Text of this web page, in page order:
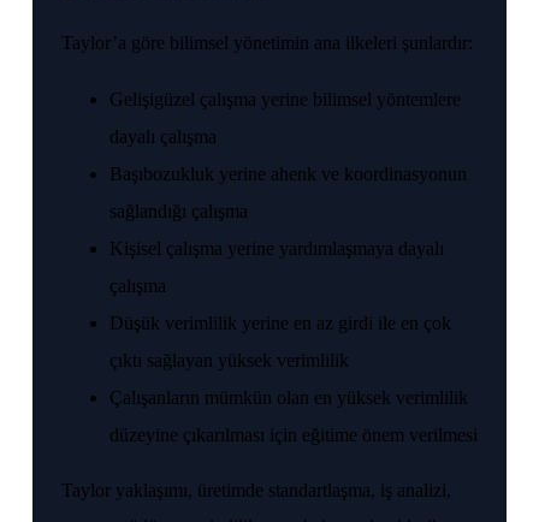
Taylor’a göre bilimsel yönetimin ana ilkeleri şunlardır:
Gelişigüzel çalışma yerine bilimsel yöntemlere
dayalı çalışma
Başıbozukluk yerine ahenk ve koordinasyonun
sağlandığı çalışma
Kişisel çalışma yerine yardımlaşmaya dayalı
çalışma
Düşük verimlilik yerine en az girdi ile en çok
çıktı sağlayan yüksek verimlilik
Çalışanların mümkün olan en yüksek verimlilik
düzeyine çıkarılması için eğitime önem verilmesi
Taylor yaklaşımı, üretimde standartlaşma, iş analizi,